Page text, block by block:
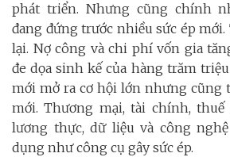
phát triển. Nhưng cũng chính
đang đứng trước nhiều sức ép
lại. Nợ công và chi phí vốn gia
đe dọa sinh kế của hàng trăm
mới mở ra cơ hội lớn nhưng cũng
mới. Thương mại, tài chính, thuế
lương thực, dữ liệu và công
dụng như công cụ gây sức ép.